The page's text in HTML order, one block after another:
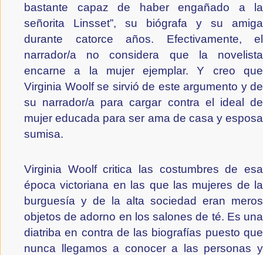
bastante capaz de haber engañado a la
señorita Linsset”, su biógrafa y su amiga
durante catorce años. Efectivamente, el
narrador/a no considera que la novelista
encarne a la mujer ejemplar. Y creo que
Virginia Woolf se sirvió de este argumento y de
su narrador/a para cargar contra el ideal de
mujer educada para ser ama de casa y esposa
sumisa.
Virginia Woolf critica las costumbres de esa
época victoriana en las que las mujeres de la
burguesía y de la alta sociedad eran meros
objetos de adorno en los salones de té. Es una
diatriba en contra de las biografías puesto que
nunca llegamos a conocer a las personas y